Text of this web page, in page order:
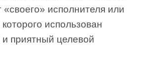
«своего» исполнителя или
использован
и приятный целевой